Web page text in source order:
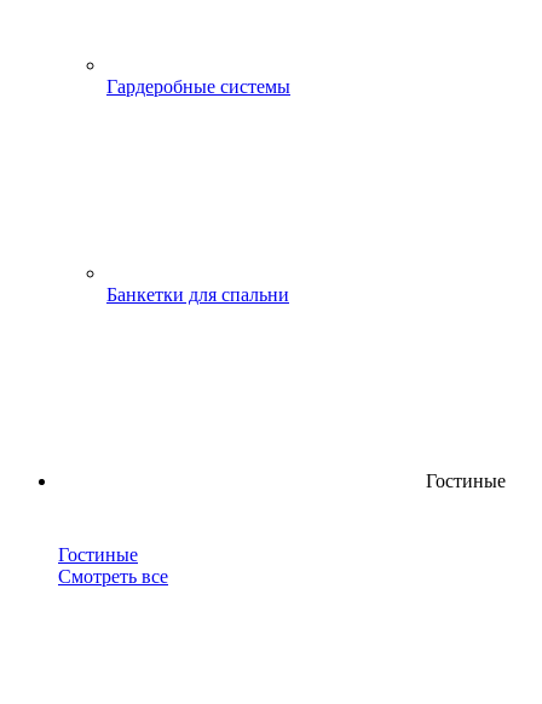
Гардеробные системы
Банкетки для спальни
Гостиные
Гостиные
Смотреть все